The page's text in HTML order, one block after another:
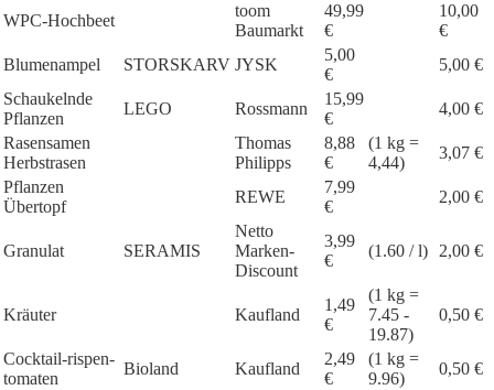
WPC-Hochbeet
toom
Baumarkt
49,99
€
10,00
€
Blumenampel
STORSKARV JYSK
5,00
€
5,00 €
Schaukelnde
Pflanzen
LEGO Rossmann
15,99
€
4,00 €
Rasensamen
Herbstrasen
Thomas
Philipps
8,88
€
(1 kg =
4,44)
3,07 €
Pflanzen
Übertopf
REWE
7,99
€
2,00 €
Granulat SERAMIS
Netto
Marken-
Discount
3,99
€
(1.60 / l) 2,00 €
Kräuter Kaufland
1,49
€
(1 kg =
7.45 -
19.87)
0,50 €
Cocktail-rispen-
tomaten
Bioland Kaufland
2,49
€
(1 kg =
9.96)
0,50 €